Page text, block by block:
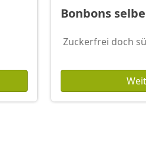
Bonbons
Zuckerfrei doch